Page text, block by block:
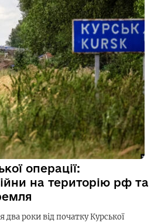
операції:
на територію рф та
два роки від початку Курської